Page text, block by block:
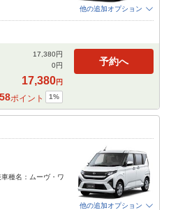
他の追加オプション
きます）
17,380円
0円
17,380円
ポイント 1%
予約へ
種名：ムーヴ・ワ
他の追加オプション